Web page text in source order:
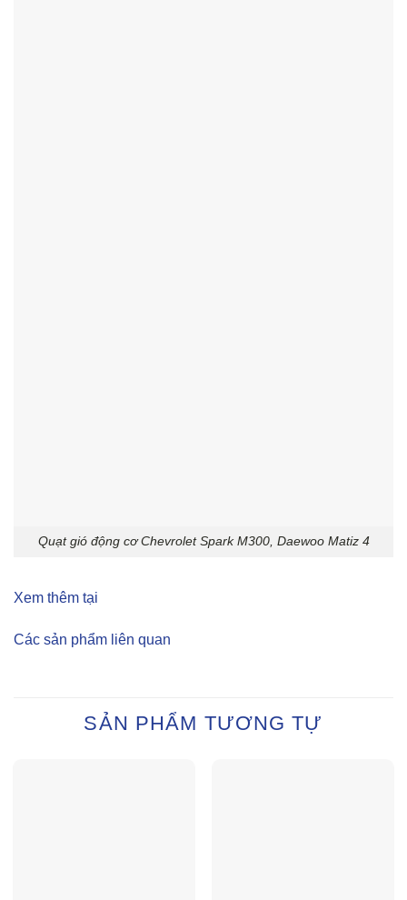
Quạt gió động cơ Chevrolet Spark M300, Daewoo Matiz 4
Xem thêm tại
Các sản phẩm liên quan
SẢN PHẨM TƯƠNG TỰ